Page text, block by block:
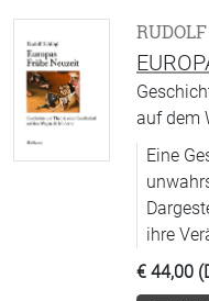
auf dem
Eine
ihre
einer
€ 44,00